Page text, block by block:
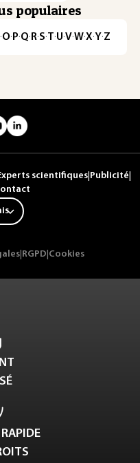
populaires
·O· P·Q· R·S·T·U·V·W·X·Y·Z
scientifiques Publicité
RGPD Cookies